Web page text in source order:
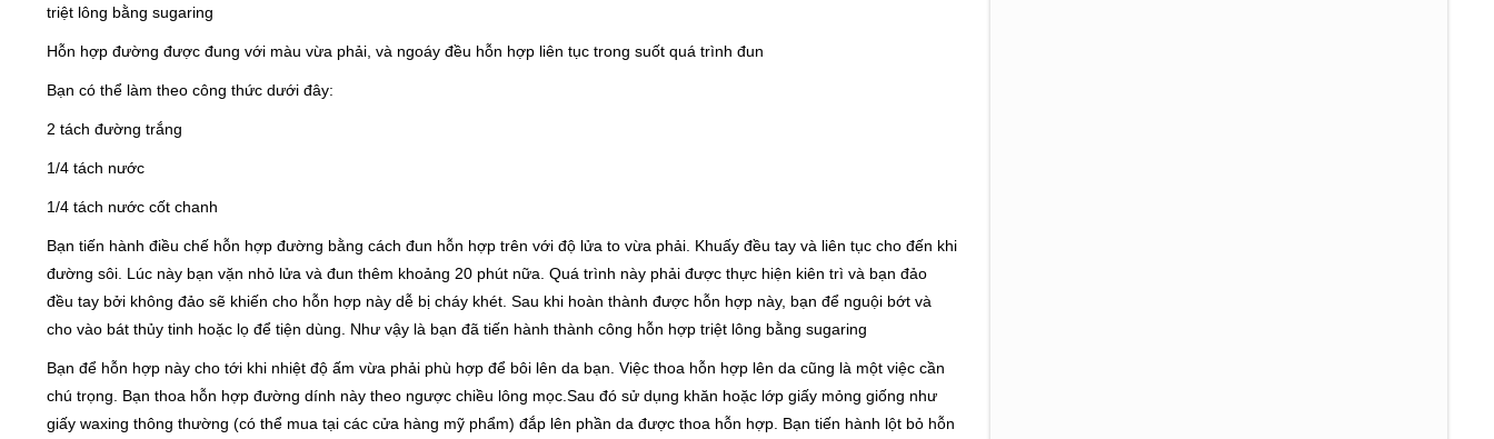
triệt lông bằng sugaring
Hỗn hợp đường được đung với màu vừa phải, và ngoáy đều hỗn hợp liên tục trong suốt quá trình đun
Bạn có thể làm theo công thức dưới đây:
2 tách đường trắng
1/4 tách nước
1/4 tách nước cốt chanh
Bạn tiến hành điều chế hỗn hợp đường bằng cách đun hỗn hợp trên với độ lửa to vừa phải. Khuấy đều tay và liên tục cho đến khi
đường sôi. Lúc này bạn vặn nhỏ lửa và đun thêm khoảng 20 phút nữa. Quá trình này phải được thực hiện kiên trì và bạn đảo
đều tay bởi không đảo sẽ khiến cho hỗn hợp này dễ bị cháy khét. Sau khi hoàn thành được hỗn hợp này, bạn để nguội bớt và
cho vào bát thủy tinh hoặc lọ để tiện dùng. Như vậy là bạn đã tiến hành thành công hỗn hợp triệt lông bằng sugaring
Bạn để hỗn hợp này cho tới khi nhiệt độ ấm vừa phải phù hợp để bôi lên da bạn. Việc thoa hỗn hợp lên da cũng là một việc cần
chú trọng. Bạn thoa hỗn hợp đường dính này theo ngược chiều lông mọc.Sau đó sử dụng khăn hoặc lớp giấy mỏng giống như
giấy waxing thông thường (có thể mua tại các cửa hàng mỹ phẩm) đắp lên phần da được thoa hỗn hợp. Bạn tiến hành lột bỏ hỗn